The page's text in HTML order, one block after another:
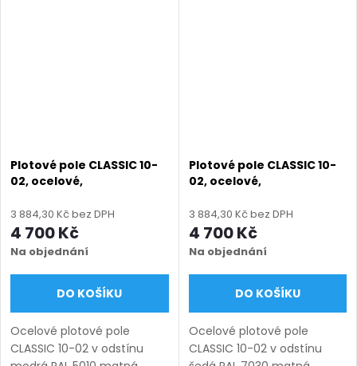
Plotové pole CLASSIC 10-
02, ocelové,
(šířka 100–3300 mm,
výška 450–1750 mm),
modrá RAL 5010 matná
3 884,30 Kč bez DPH
4 700 Kč
Na objednání
DO KOŠÍKU
Ocelové plotové pole
CLASSIC 10-02 v odstínu
Plotové pole CLASSIC 10-
02, ocelové,
(šířka 100–3300 mm,
výška 450–1750 mm),
šedá RAL 7030 matná
3 884,30 Kč bez DPH
4 700 Kč
Na objednání
DO KOŠÍKU
Ocelové plotové pole
CLASSIC 10-02 v odstínu